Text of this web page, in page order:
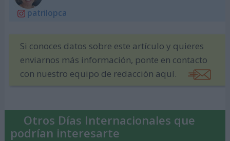
patrilopca
Si conoces datos sobre este artículo y quieres
enviarnos más información, ponte en contacto
con nuestro equipo de redacción aquí.
Otros Días Internacionales que
podrían interesarte